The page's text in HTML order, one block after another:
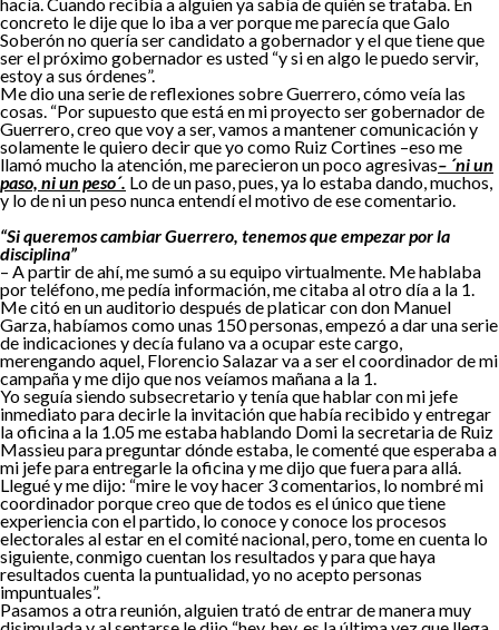
concreto le dije que lo iba a ver porque me parecía que Galo
Soberón no quería ser candidato a gobernador y el que tiene que
ser el próximo gobernador es usted “y si en algo le puedo servir,
estoy a sus órdenes”.
Me dio una serie de reflexiones sobre Guerrero, cómo veía las
cosas. “Por supuesto que está en mi proyecto ser gobernador de
Guerrero, creo que voy a ser, vamos a mantener comunicación y
solamente le quiero decir que yo como Ruiz Cortines –eso me
llamó mucho la atención, me parecieron un poco agresivas– ´ni un
paso, ni un peso´. Lo de un paso, pues, ya lo estaba dando, muchos,
y lo de ni un peso nunca entendí el motivo de ese comentario.
“Si queremos cambiar Guerrero, tenemos que empezar por la
disciplina”
– A partir de ahí, me sumó a su equipo virtualmente. Me hablaba
por teléfono, me pedía información, me citaba al otro día a la 1.
Me citó en un auditorio después de platicar con don Manuel
Garza, habíamos como unas 150 personas, empezó a dar una serie
de indicaciones y decía fulano va a ocupar este cargo,
merengando aquel, Florencio Salazar va a ser el coordinador de mi
campaña y me dijo que nos veíamos mañana a la 1.
Yo seguía siendo subsecretario y tenía que hablar con mi jefe
inmediato para decirle la invitación que había recibido y entregar
la oficina a la 1.05 me estaba hablando Domi la secretaria de Ruiz
Massieu para preguntar dónde estaba, le comenté que esperaba a
mi jefe para entregarle la oficina y me dijo que fuera para allá.
Llegué y me dijo: “mire le voy hacer 3 comentarios, lo nombré mi
coordinador porque creo que de todos es el único que tiene
experiencia con el partido, lo conoce y conoce los procesos
electorales al estar en el comité nacional, pero, tome en cuenta lo
siguiente, conmigo cuentan los resultados y para que haya
resultados cuenta la puntualidad, yo no acepto personas
impuntuales”.
Pasamos a otra reunión, alguien trató de entrar de manera muy